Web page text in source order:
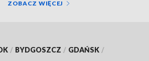
ZOBACZ WIĘCEJ
/ BYDGOSZCZ / GDAŃSK /